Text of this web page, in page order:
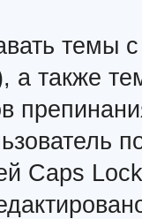
темы
а также
Caps